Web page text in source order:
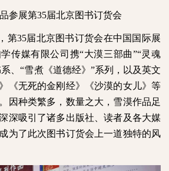
参展第35届北京图书订货会
第35届北京图书订货会在中国国际展
传媒有限公司携“大漠三部曲”“灵魂
、“雪煮《道德经》”系列，以及英文
《无死的金刚经》《沙漠的女儿》等
因种类繁多，数量之大，雪漠作品足
深吸引了诸多出版社、读者及各大媒
为了此次图书订货会上一道独特的风